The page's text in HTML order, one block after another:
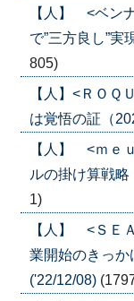
【人】 <ベン
で”三方良し”
805)
【人】<ＲＯ
は覚悟の証（
【人】 <ｍｅ
ルの掛け算戦
1)
【人】 <ＳＥ
業開始のきっか
('22/12/08)